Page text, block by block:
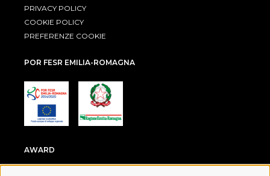
PRIVACY POLICY
COOKIE POLICY
PREFERENZE COOKIE
POR FESR EMILIA-ROMAGNA
AWARD